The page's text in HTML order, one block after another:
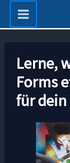
Inhalt
Lerne,
Forms
für